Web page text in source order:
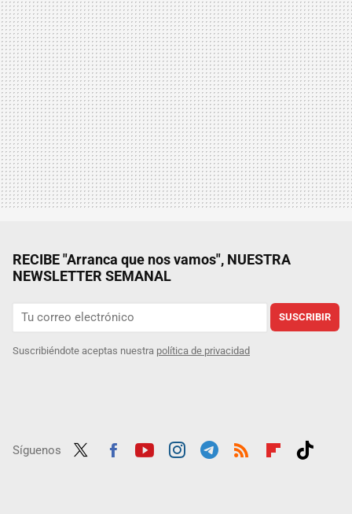
RECIBE "Arranca que nos vamos", NUESTRA
NEWSLETTER SEMANAL
SUSCRIBIR
Suscribiéndote aceptas nuestra política de privacidad
Síguenos